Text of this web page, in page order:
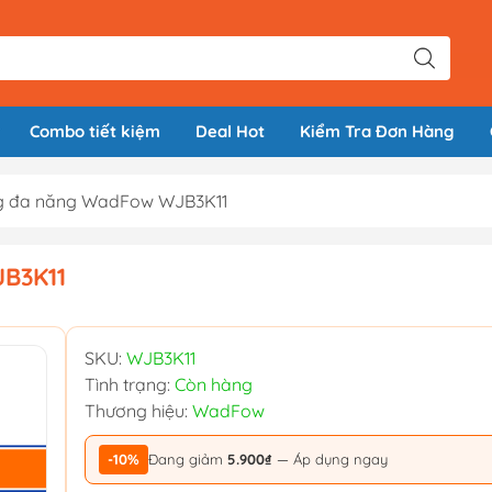
Combo tiết kiệm Deal Hot Kiểm Tra Đơn Hàng
đa năng WadFow WJB3K11
SKU: WJB3K11
Tình trạng: Còn hàng
Thương hiệu: WadFow
-10% Đang giảm 5.900₫ — Áp dụng ngay